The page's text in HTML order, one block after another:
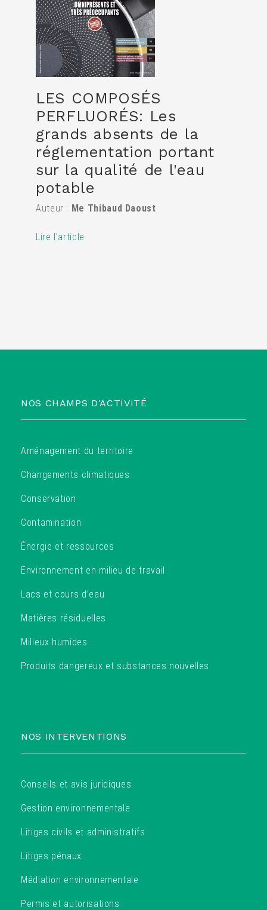
LES COMPOSÉS
PERFLUORÉS: Les
grands absents de la
réglementation portant
sur la qualité de l'eau
potable
Auteur : Me Thibaud Daoust
Lire l’article
NOS CHAMPS D'ACTIVITÉ
Aménagement du territoire
Changements climatiques
Conservation
Contamination
Énergie et ressources
Environnement en milieu de travail
Lacs et cours d’eau
Matières résiduelles
Milieux humides
Produits dangereux et substances nouvelles
NOS INTERVENTIONS
Conseils et avis juridiques
Gestion environnementale
Litiges civils et administratifs
Litiges pénaux
Médiation environnementale
Permis et autorisations